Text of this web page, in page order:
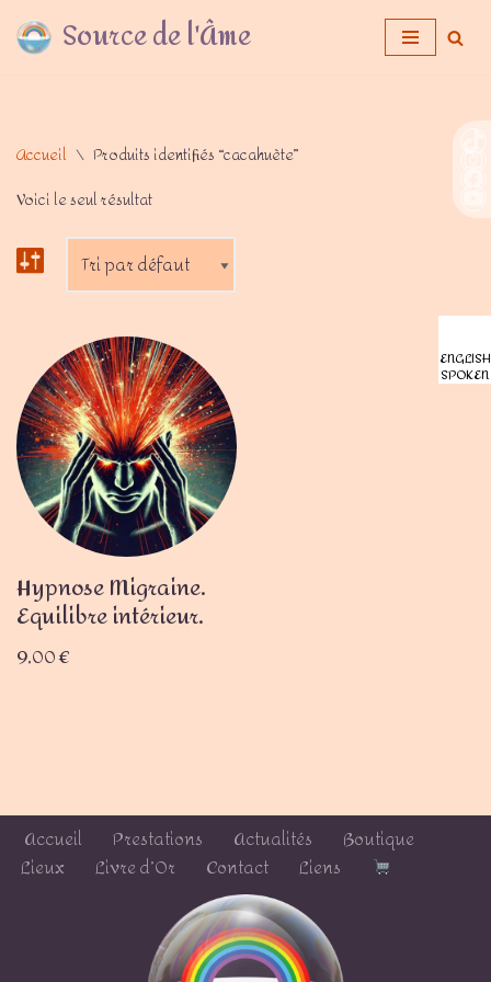
Aller Source de l'Âme
Accueil \ Produits identifiés “cacahuète”
Voici le seul résultat
Hypnose Migraine.
Equilibre intérieur.
9,00€
Accueil Prestations Actualités
Boutique
Lieux
Livre d’Or Contact Liens
ENGLISH
SPOKEN